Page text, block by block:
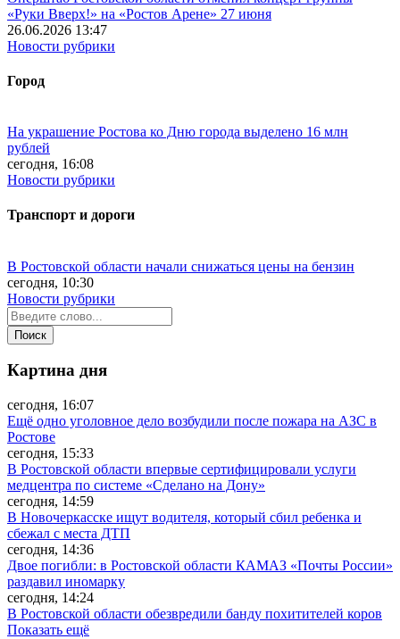
«Руки Вверх!» на «Ростов Арене» 27 июня
26.06.2026 13:47
Новости рубрики
Город
На украшение Ростова ко Дню города выделено 16 млн
рублей
сегодня, 16:08
Новости рубрики
Транспорт и дороги
В Ростовской области начали снижаться цены на бензин
сегодня, 10:30
Новости рубрики
Картина дня
сегодня, 16:07
Ещё одно уголовное дело возбудили после пожара на АЗС в
Ростове
сегодня, 15:33
В Ростовской области впервые сертифицировали услуги
медцентра по системе «Сделано на Дону»
сегодня, 14:59
В Новочеркасске ищут водителя, который сбил ребенка и
сбежал с места ДТП
сегодня, 14:36
Двое погибли: в Ростовской области КАМАЗ «Почты России»
раздавил иномарку
сегодня, 14:24
В Ростовской области обезвредили банду похитителей коров
Показать ещё